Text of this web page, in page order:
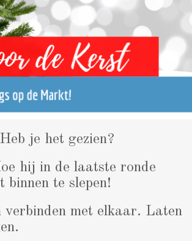
je het gezien?
hij in de laatste ronde
te slepen!
verbinden met elkaar. Laten